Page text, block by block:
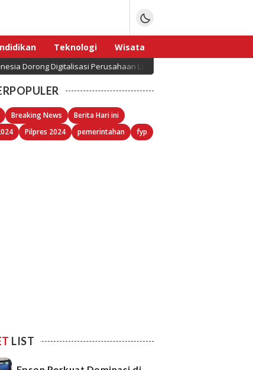
Teknologi
Wisata
Perusahaan Lewat ERP yang Disesuaikan dengan
Breaking News
Berita Hari ini
Pilpres 2024 pemerintahan fyp
LIST